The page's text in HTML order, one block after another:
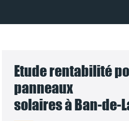
Etude rentabilité
panneaux
solaires à Ban-de-